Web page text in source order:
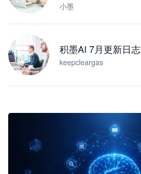
小墨
积墨AI 7月更新日志
keepcleargas